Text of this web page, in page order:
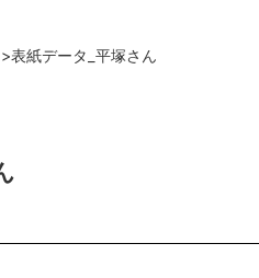
>表紙データ_平塚さん